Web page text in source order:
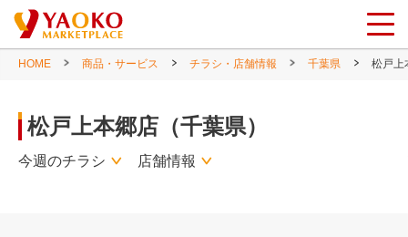
HOME 商品・サービス チラシ・店舗情報 千葉県 松戸上
松戸上本郷店（千葉県）
今週のチラシ 店舗情報